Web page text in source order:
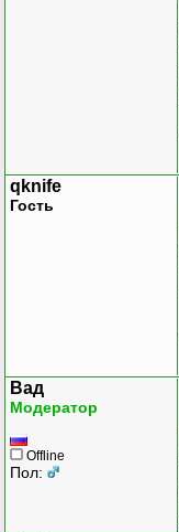
qknife
Гость
Вад
Модератор
Offline
Пол: